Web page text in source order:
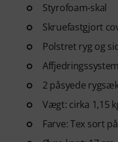
Styrofoam-skal
Skruefastgjort
Polstret ryg og
Affjedringssystem
2 påsyede
Vægt: cirka 1,15
Farve: Tex sort